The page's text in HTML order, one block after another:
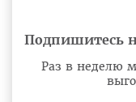
Подпишитесь
Раз в неделю